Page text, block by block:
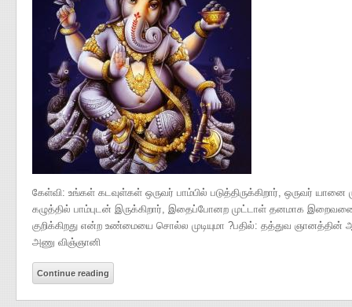
கேள்வி: உங்கள் கடவுள்கள் ஒருவர் பாம்பில் படுத்திருக்கிறார், ஒருவர் யானை
கழுத்தில் பாம்புடன் இருக்கிறார், இதைப்போனற முட்டாள் தனமாக
குறிக்கிறது என்ற உண்மையை சொல்ல முடியுமா ?பதில்: தத்துவ
அணு விஞ்ஞானி
Continue reading